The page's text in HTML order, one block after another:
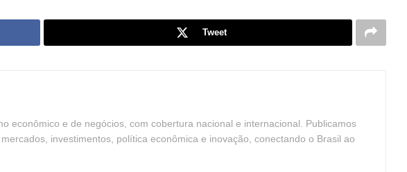
Tweet
econômico e de negócios, com cobertura nacional e internacional. Publicamos
investimentos, política econômica e inovação, conectando o Brasil ao